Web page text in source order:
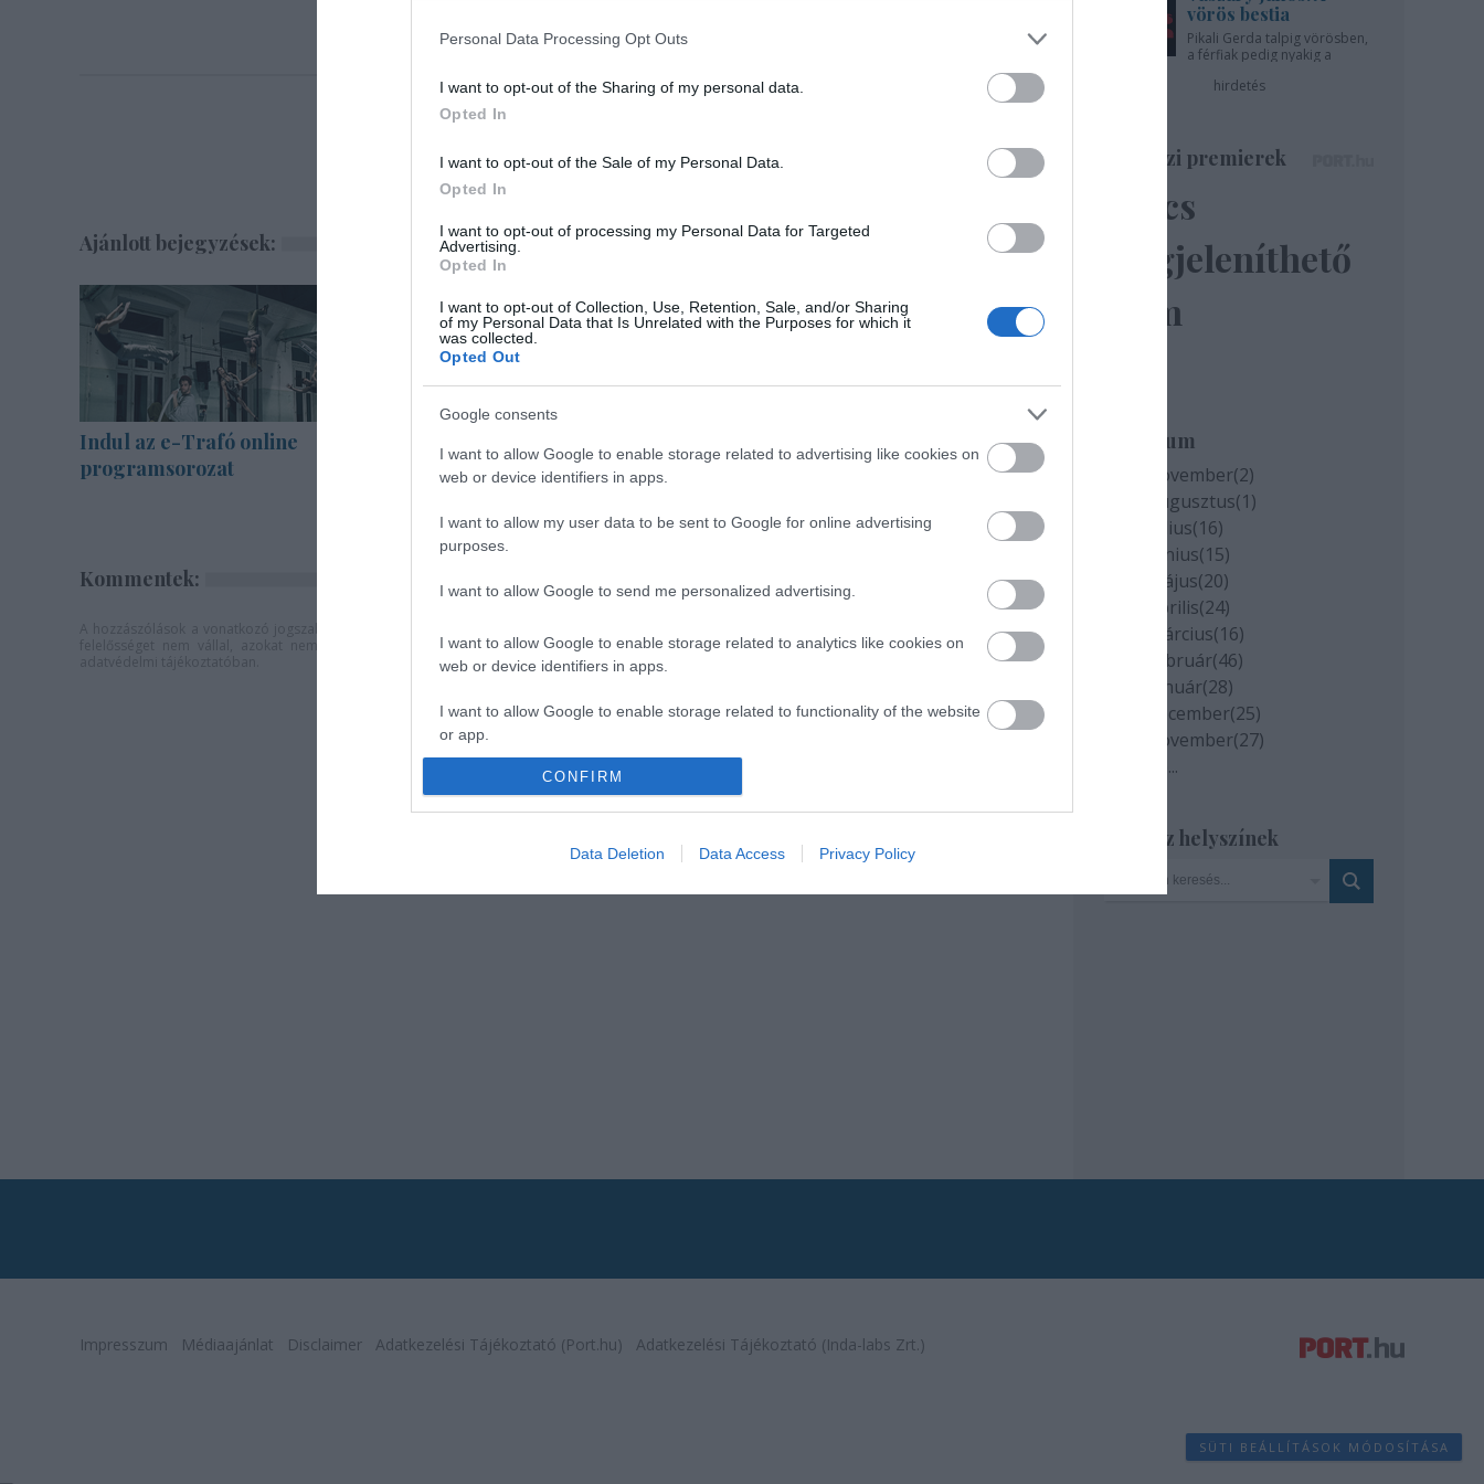
Personal Data Processing Opt Outs
I want to opt-out of the Sharing of my personal data.
Opted In
I want to opt-out of the Sale of my Personal Data.
Opted In
I want to opt-out of processing my Personal Data for Targeted
Advertising.
Opted In
I want to opt-out of Collection, Use, Retention, Sale, and/or Sharing
of my Personal Data that Is Unrelated with the Purposes for which it
was collected.
Opted Out
Google consents
I want to allow Google to enable storage related to advertising like cookies on
web or device identifiers in apps.
I want to allow my user data to be sent to Google for online advertising
purposes.
I want to allow Google to send me personalized advertising.
I want to allow Google to enable storage related to analytics like cookies on
web or device identifiers in apps.
I want to allow Google to enable storage related to functionality of the website
or app.
I want to allow Google to enable storage related to personalization.
authentication functionality and fraud prevention, and other user protection.
CONFIRM
Data Deletion Data Access Privacy Policy
Ajánlott bejegyzések:
Indul az e-Trafó online
programsorozat
Sodró Eliza: "Színészként a
katarzist nem tudjuk
"Csak engedjenek át a
határon, jövünk!"
Kommentek:
üzemeltetője semmilyen
felelősséget nem vállal, azokat nem ellenőrzi. Kifogás esetén forduljon a blog szerkesztőjéhez. Részletek aFelhasználási feltételekben
és az
vörös bestia
Pikali Gerda talpig vörösben,
a férfiak pedig nyakig a
hirdetés
Színházi premierek
Nincs
megjeleníthető
elem
Archívum
2020 november(2)
2020 augusztus(1)
2020 július(16)
2020 június(15)
2020 május(20)
2020 április(24)
2020 március(16)
2020 február(46)
2020 január(28)
2019 december(25)
2019 november(27)
...
Szinház helyszínek
Impresszum Médiaajánlat Disclaimer Adatkezelési Tájékoztató (Port.hu) Adatkezelési Tájékoztató (Inda-labs Zrt.)
SÜTI BEÁLLÍTÁSOK MÓDOSÍTÁSA